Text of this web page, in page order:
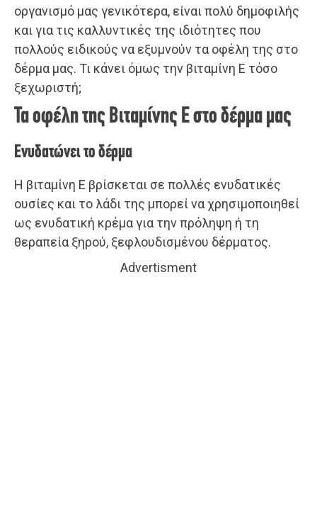
οργανισμό μας γενικότερα, είναι πολύ δημοφιλής
και για τις καλλυντικές της ιδιότητες που
πολλούς ειδικούς να εξυμνούν τα οφέλη της στο
δέρμα μας. Τι κάνει όμως την βιταμίνη Ε τόσο
ξεχωριστή;
Τα οφέλη της Βιταμίνης Ε στο δέρμα μας
Ενυδατώνει το δέρμα
Η βιταμίνη Ε βρίσκεται σε πολλές ενυδατικές
ουσίες και το λάδι της μπορεί να χρησιμοποιηθεί
ως ενυδατική κρέμα για την πρόληψη ή τη
θεραπεία ξηρού, ξεφλουδισμένου δέρματος.
Advertisment